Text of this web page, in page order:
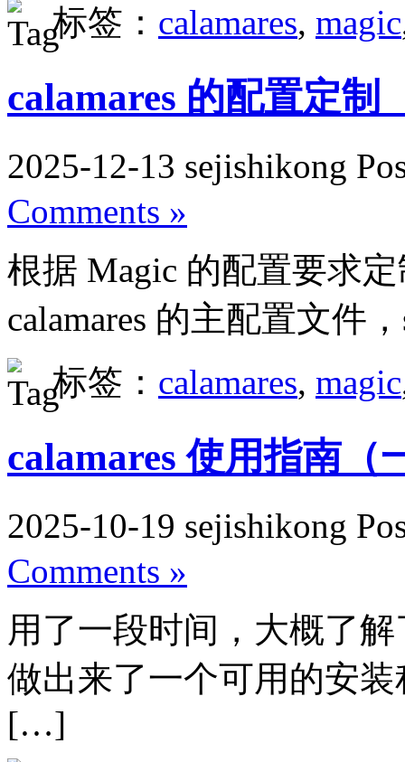
标签： calamares, magic
calamares 的配置定制
2025-12-13 sejishikong
Comments »
根据 Magic 的配置要求
calamares 的主配置文件
标签： calamares, magic
calamares 使用指南（
2025-10-19 sejishikong
Comments »
用了一段时间，大概了解
做出来了一个可用的安
[…]